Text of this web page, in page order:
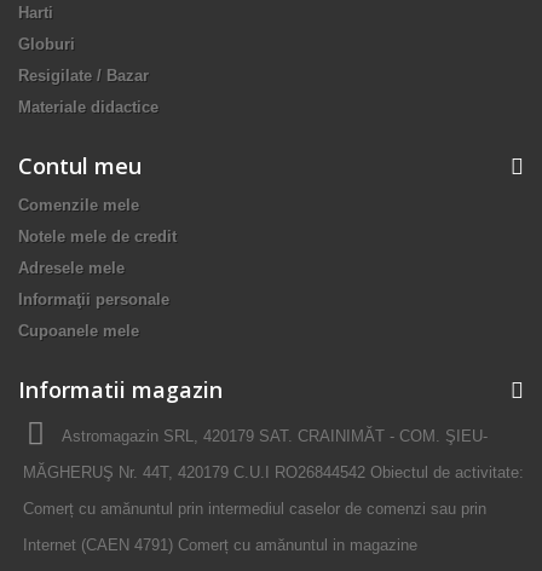
Harti
Globuri
Resigilate / Bazar
Materiale didactice
Contul meu
Comenzile mele
Notele mele de credit
Adresele mele
Informaţii personale
Cupoanele mele
Informatii magazin
Astromagazin SRL, 420179 SAT. CRAINIMĂT - COM. ŞIEU-
MĂGHERUŞ Nr. 44T, 420179 C.U.I RO26844542 Obiectul de activitate:
Comerț cu amănuntul prin intermediul caselor de comenzi sau prin
Internet (CAEN 4791) Comerț cu amănuntul in magazine